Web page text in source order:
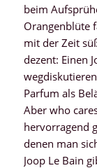
beim
Orangenblüte
mit der Zeit
dezent: Einen
Parfum als
Aber who
hervorragend
denen man
Joop Le Bain